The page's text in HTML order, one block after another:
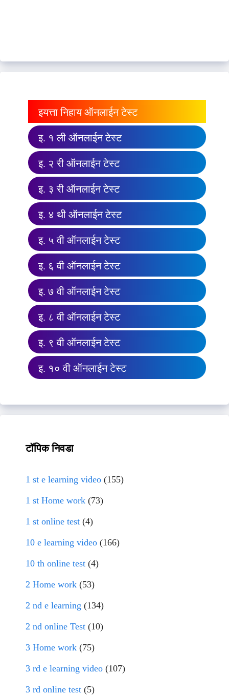
इयत्ता निहाय ऑनलाईन टेस्ट
इ. १ ली ऑनलाईन टेस्ट
इ. २ री ऑनलाईन टेस्ट
इ. ३ री ऑनलाईन टेस्ट
इ. ४ थी ऑनलाईन टेस्ट
इ. ५ वी ऑनलाईन टेस्ट
इ. ६ वी ऑनलाईन टेस्ट
इ. ७ वी ऑनलाईन टेस्ट
इ. ८ वी ऑनलाईन टेस्ट
इ. ९ वी ऑनलाईन टेस्ट
इ. १० वी ऑनलाईन टेस्ट
टॉपिक निवडा
1 st e learning video (155)
1 st Home work (73)
1 st online test (4)
10 e learning video (166)
10 th online test (4)
2 Home work (53)
2 nd e learning (134)
2 nd online Test (10)
3 Home work (75)
3 rd e learning video (107)
3 rd online test (5)